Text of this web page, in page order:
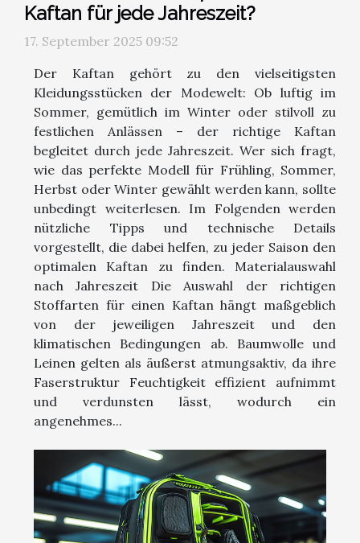
Kaftan für jede Jahreszeit?
17. September 2025 09:52
Der Kaftan gehört zu den vielseitigsten
Kleidungsstücken der Modewelt: Ob luftig im
Sommer, gemütlich im Winter oder stilvoll zu
festlichen Anlässen – der richtige Kaftan
begleitet durch jede Jahreszeit. Wer sich fragt,
wie das perfekte Modell für Frühling, Sommer,
Herbst oder Winter gewählt werden kann, sollte
unbedingt weiterlesen. Im Folgenden werden
nützliche Tipps und technische Details
vorgestellt, die dabei helfen, zu jeder Saison den
optimalen Kaftan zu finden. Materialauswahl
nach Jahreszeit Die Auswahl der richtigen
Stoffarten für einen Kaftan hängt maßgeblich
von der jeweiligen Jahreszeit und den
klimatischen Bedingungen ab. Baumwolle und
Leinen gelten als äußerst atmungsaktiv, da ihre
Faserstruktur Feuchtigkeit effizient aufnimmt
und verdunsten lässt, wodurch ein
angenehmes...